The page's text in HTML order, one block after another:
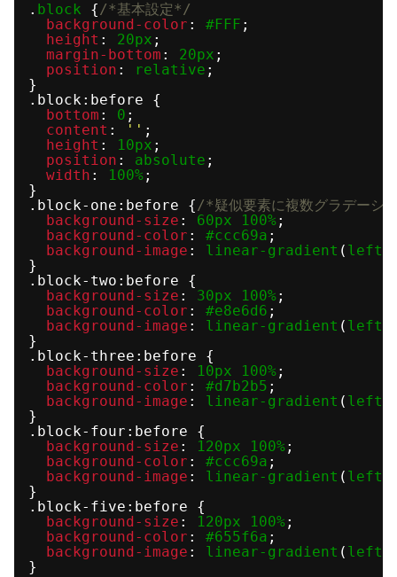
. block {/*基本設定*/
background-color : #FFF ;
height : 20px ;
margin-bottom : 20px ;
position : relative ;
}
.block:before {
bottom : 0 ;
content : '' ;
height : 10px ;
position : absolute ;
width : 100%;
}
.block-one:before {/*疑似要素に複数グラデーシ
background-size : 60px 100%;
background-color : #ccc69a ;
background-image : linear-gradient ( left
}
.block-two:before {
background-size : 30px 100%;
background-color : #e8e6d6 ;
background-image : linear-gradient ( left
}
.block-three:before {
background-size : 10px 100%;
background-color : #d7b2b5 ;
background-image : linear-gradient ( left
}
.block-four:before {
background-size : 120px 100%;
background-color : #ccc69a ;
background-image : linear-gradient ( left
}
.block-five:before {
background-size : 120px 100%;
background-color : #655f6a ;
background-image : linear-gradient ( left
}